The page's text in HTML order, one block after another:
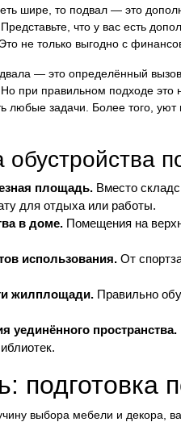
шире, то подвал — это
что у вас есть
не только выгодно с
— это определённый
Но при правильном подходе
любые задачи. Более того,
площадь. Вместо
для отдыха или работы.
в доме. Помещения на
использования. От
жилплощади. Правильно
уединённого пространства.
подготовка
выбора мебели и декора,